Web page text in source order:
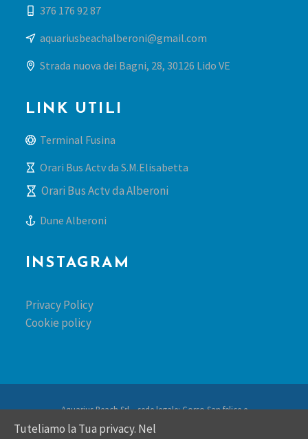
376 176 92 87
aquariusbeachalberoni@gmail.com
Strada nuova dei Bagni, 28, 30126 Lido VE
LINK UTILI
Terminal Fusina
Orari Bus Actv da S.M.Elisabetta
Orari Bus Actv da Alberoni
Dune Alberoni
INSTAGRAM
Privacy Policy
Cookie policy
Aquarius Beach Srl – sede legale: Corso San felice e
fortunato 62 – 36100 Vicenza – REA: VI-392981 – PIVA:
04282120247 -pec: aquariusbeachsrl@pec.telemar.it
Tuteliamo la Tua privacy. Nel